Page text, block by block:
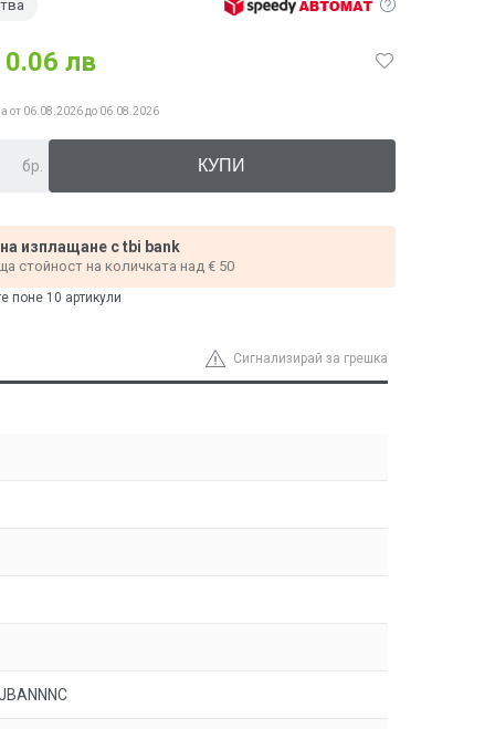
0.06 лв
от 06.08.2026 до 06.08.2026
бр.
изплащане с tbi bank
стойност на количката над € 50
поне 10 артикули
Сигнализирай за грешка